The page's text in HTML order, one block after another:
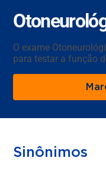
O exame
para testar a função
Sinônimos